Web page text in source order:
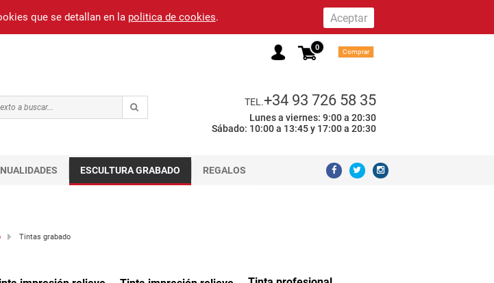
que se detallan en la politica de cookies.
0 Comprar
TEL.+34 93 726 58 35
Lunes a viernes: 9:00 a 20:30
Sábado: 10:00 a 13:45 y 17:00 a 20:30
ESCULTURA GRABADO REGALOS
Tintas grabado